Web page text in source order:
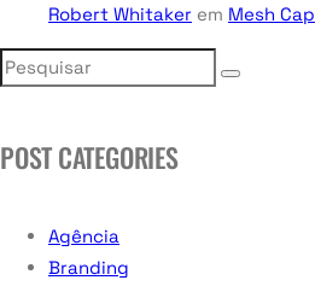
Robert Whitaker em Mesh Cap
POST CATEGORIES
Agência
Branding